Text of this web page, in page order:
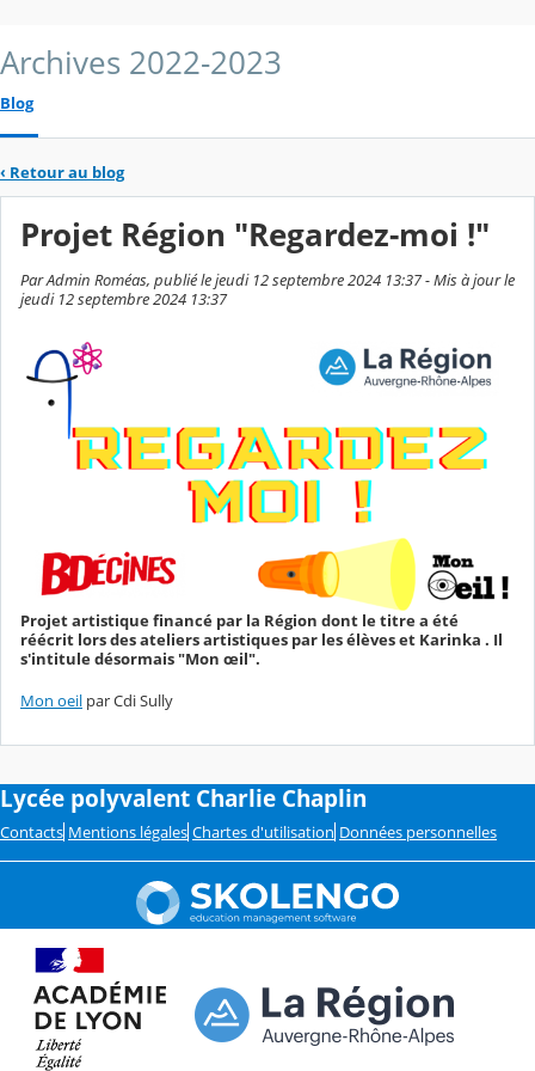
Archives 2022-2023
Blog
‹ Retour au blog
Projet Région "Regardez-moi !"
Par Admin Roméas, publié le jeudi 12 septembre 2024 13:37 - Mis à jour le
jeudi 12 septembre 2024 13:37
Projet artistique financé par la Région dont le titre a été
réécrit lors des ateliers artistiques par les élèves et Karinka . Il
s'intitule désormais "Mon œil".
Mon oeil par Cdi Sully
Lycée polyvalent Charlie Chaplin
Contacts Mentions légales Chartes d'utilisation Données personnelles